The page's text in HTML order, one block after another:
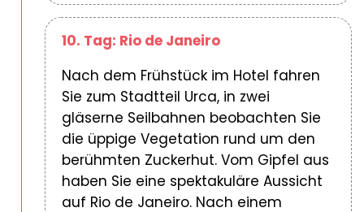
10. Tag: Rio de Janeiro
Nach dem Frühstück im Hotel fahren
Sie zum Stadtteil Urca, in zwei
gläserne Seilbahnen beobachten Sie
die üppige Vegetation rund um den
berühmten Zuckerhut. Vom Gipfel aus
haben Sie eine spektakuläre Aussicht
auf Rio de Janeiro. Nach einem